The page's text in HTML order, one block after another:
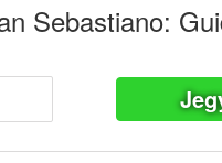
Sebastiano: